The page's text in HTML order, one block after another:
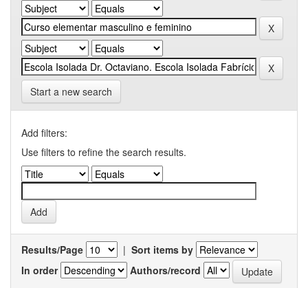
Start a new search
Add filters:
Use filters to refine the search results.
Results/Page | Sort items by
In order
Authors/record